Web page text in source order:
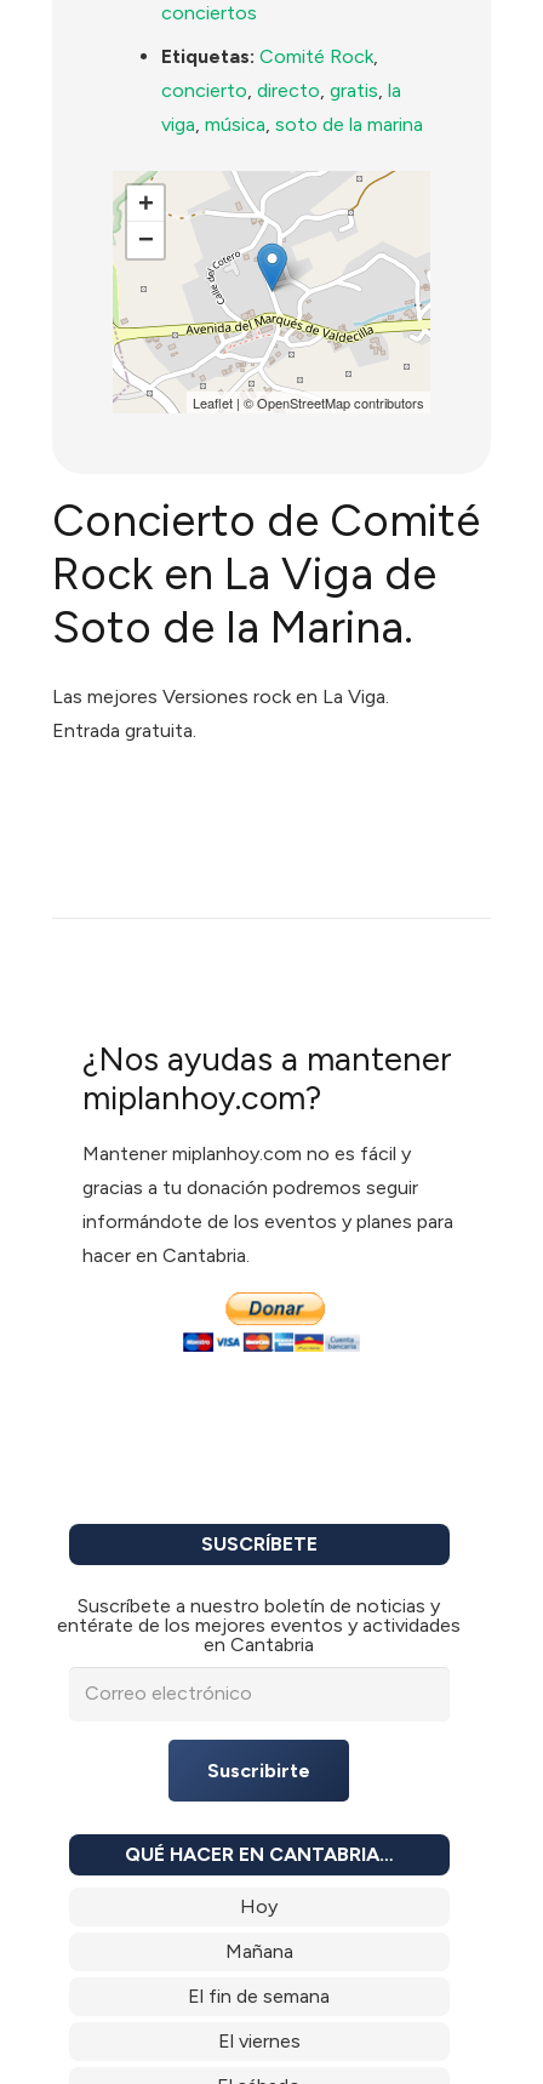
conciertos
Etiquetas: Comité Rock,
concierto,directo,gratis,la
viga,música,soto de la marina
+
−
Leaflet| ©OpenStreetMapcontributors
Concierto de Comité
Rock en La Viga de
Soto de la Marina.
Las mejores Versiones rock en La Viga.
Entrada gratuita.
¿Nos ayudas a mantener
miplanhoy.com?
Mantener miplanhoy.com no es fácil y
gracias a tu donación podremos seguir
informándote de los eventos y planes para
hacer en Cantabria.
SUSCRÍBETE
Suscríbete a nuestro boletín de noticias y
entérate de los mejores eventos y actividades
en Cantabria
Suscribirte
QUÉ HACER EN CANTABRIA…
Hoy
Mañana
El fin de semana
El viernes